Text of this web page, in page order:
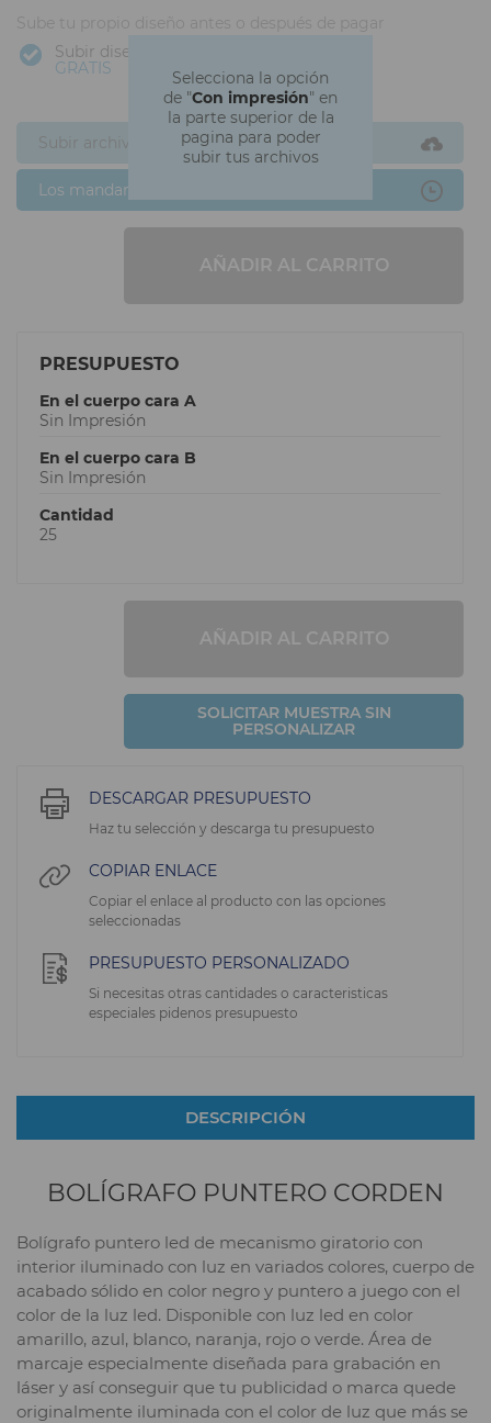
Selecciona la opción
de "Con impresión" en
la parte superior de la
pagina para poder
subir tus archivos
Sube tu propio diseño antes o después de pagar
Subir diseño
GRATIS
Subir archivos ahora
Los mandaré después
AÑADIR AL CARRITO
PRESUPUESTO
En el cuerpo cara A
Sin Impresión
En el cuerpo cara B
Sin Impresión
Cantidad
25
AÑADIR AL CARRITO
SOLICITAR MUESTRA SIN
PERSONALIZAR
DESCARGAR PRESUPUESTO
Haz tu selección y descarga tu presupuesto
COPIAR ENLACE
Copiar el enlace al producto con las opciones
seleccionadas
PRESUPUESTO PERSONALIZADO
Si necesitas otras cantidades o caracteristicas
especiales pidenos presupuesto
DESCRIPCIÓN
BOLÍGRAFO PUNTERO CORDEN
Bolígrafo puntero led de mecanismo giratorio con
interior iluminado con luz en variados colores, cuerpo de
acabado sólido en color negro y puntero a juego con el
color de la luz led. Disponible con luz led en color
amarillo, azul, blanco, naranja, rojo o verde. Área de
marcaje especialmente diseñada para grabación en
láser y así conseguir que tu publicidad o marca quede
originalmente iluminada con el color de luz que más se